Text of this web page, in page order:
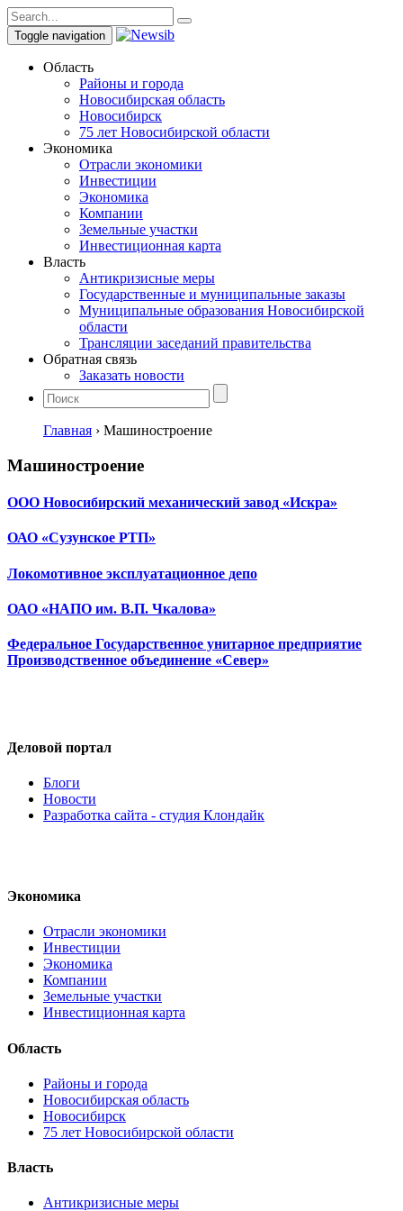
Toggle navigation
Область
Районы и города
Новосибирская область
Новосибирск
75 лет Новосибирской области
Экономика
Отрасли экономики
Инвестиции
Экономика
Компании
Земельные участки
Инвестиционная карта
Власть
Антикризисные меры
Государственные и муниципальные заказы
Муниципальные образования Новосибирской
области
Трансляции заседаний правительства
Обратная связь
Заказать новости
Главная › Машиностроение
Машиностроение
ООО Новосибирский механический завод «Искра»
ОАО «Сузунское РТП»
Локомотивное эксплуатационное депо
ОАО «НАПО им. В.П. Чкалова»
Федеральное Государственное унитарное предприятие
Производственное объединение «Север»
Деловой портал
Блоги
Новости
Разработка сайта - студия Клондайк
Экономика
Отрасли экономики
Инвестиции
Экономика
Компании
Земельные участки
Инвестиционная карта
Область
Районы и города
Новосибирская область
Новосибирск
75 лет Новосибирской области
Власть
Антикризисные меры